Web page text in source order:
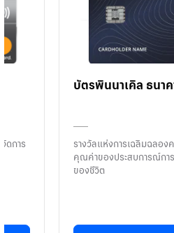
ดการ
บัตรพินนาเคิล ธนา
รางวัลแห่งการเฉลิมฉลองค
คุณค่าของประสบการณ์กา
ของชีวิต